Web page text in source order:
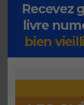
Recevez
livre
bien